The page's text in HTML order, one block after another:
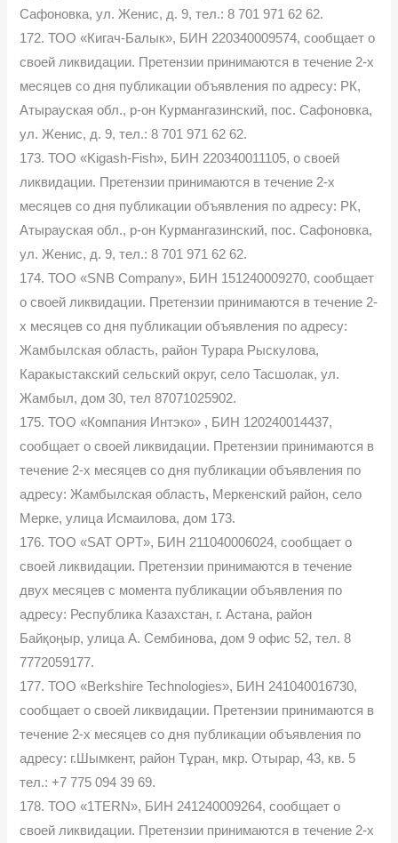
Сафоновка, ул. Женис, д. 9, тел.: 8 701 971 62 62.
172. ТОО «Кигач-Балык», БИН 220340009574, сообщает о
своей ликвидации. Претензии принимаются в течение 2-х
месяцев со дня публикации объявления по адресу: РК,
Атырауская обл., р-он Курмангазинский, пос. Сафоновка,
ул. Женис, д. 9, тел.: 8 701 971 62 62.
173. ТОО «Kigash-Fish», БИН 220340011105, о своей
ликвидации. Претензии принимаются в течение 2-х
месяцев со дня публикации объявления по адресу: РК,
Атырауская обл., р-он Курмангазинский, пос. Сафоновка,
ул. Женис, д. 9, тел.: 8 701 971 62 62.
174. ТОО «SNB Company», БИН 151240009270, сообщает
о своей ликвидации. Претензии принимаются в течение 2-
х месяцев со дня публикации объявления по адресу:
Жамбылская область, район Турара Рыскулова,
Каракыстакский сельский округ, село Тасшолак, ул.
Жамбыл, дом 30, тел 87071025902.
175. ТОО «Компания Интэко» , БИН 120240014437,
сообщает о своей ликвидации. Претензии принимаются в
течение 2-х месяцев со дня публикации объявления по
адресу: Жамбылская область, Меркенский район, село
Мерке, улица Исмаилова, дом 173.
176. ТОО «SAT OPT», БИН 211040006024, сообщает о
своей ликвидации. Претензии принимаются в течение
двух месяцев с момента публикации объявления по
адресу: Республика Казахстан, г. Астана, район
Байқоңыр, улица А. Сембинова, дом 9 офис 52, тел. 8
7772059177.
177. ТОО «Berkshire Technologies», БИН 241040016730,
сообщает о своей ликвидации. Претензии принимаются в
течение 2-х месяцев со дня публикации объявления по
адресу: г.Шымкент, район Тұран, мкр. Отырар, 43, кв. 5
тел.: +7 775 094 39 69.
178. ТОО «1TERN», БИН 241240009264, сообщает о
своей ликвидации. Претензии принимаются в течение 2-х